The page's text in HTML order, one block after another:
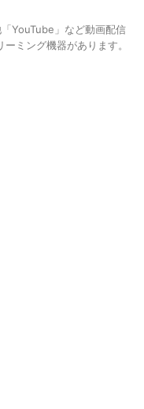
YouTube」など動画配信
ミング機器があります。